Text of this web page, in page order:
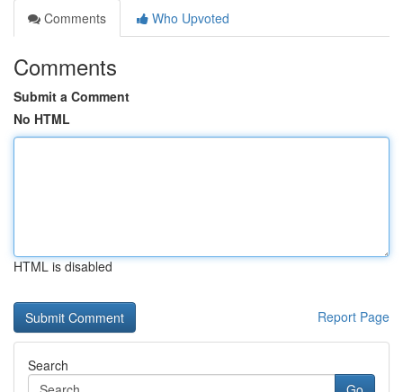
Comments
Who Upvoted
Comments
Submit a Comment
No HTML
HTML is disabled
Report Page
Search